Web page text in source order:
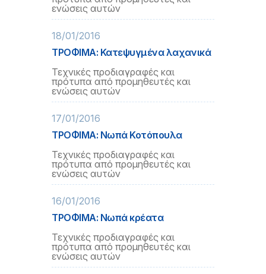
ενώσεις αυτών
18/01/2016
ΤΡΟΦΙΜΑ: Κατεψυγμένα λαχανικά
Τεχνικές προδιαγραφές και
πρότυπα από προμηθευτές και
ενώσεις αυτών
17/01/2016
ΤΡΟΦΙΜΑ: Νωπά Κοτόπουλα
Τεχνικές προδιαγραφές και
πρότυπα από προμηθευτές και
ενώσεις αυτών
16/01/2016
ΤΡΟΦΙΜΑ: Νωπά κρέατα
Τεχνικές προδιαγραφές και
πρότυπα από προμηθευτές και
ενώσεις αυτών